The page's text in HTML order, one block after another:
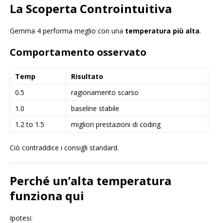
La Scoperta Controintuitiva
Gemma 4 performa meglio con una temperatura più alta.
Comportamento osservato
Temp
Risultato
0.5
ragionamento scarso
1.0
baseline stabile
1.2 to 1.5
migliori prestazioni di coding
Ciò contraddice i consigli standard.
Perché un’alta temperatura
funziona qui
Ipotesi: